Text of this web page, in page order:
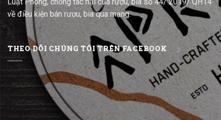
Luật Phòng, chống tác hại của rượu, bia số 44/ 2019/ QH14
về điều kiện bán rượu, bia qua mạng.
THEO DÕI CHÚNG TÔI TRÊN FACEBOOK